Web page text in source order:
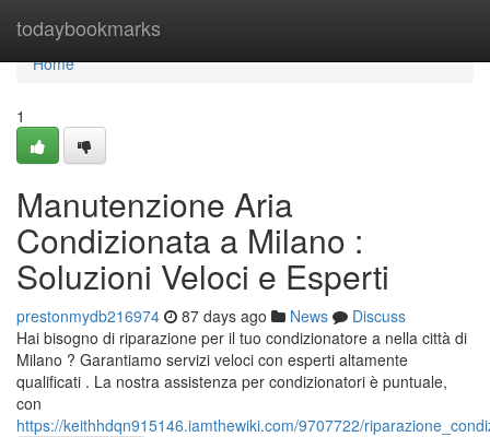
todaybookmarks
Home
Home
1
Manutenzione Aria
Condizionata a Milano :
Soluzioni Veloci e Esperti
prestonmydb216974 87 days ago News
Discuss
Hai bisogno di riparazione per il tuo condizionatore a nella città di
Milano ? Garantiamo servizi veloci con esperti altamente
qualificati . La nostra assistenza per condizionatori è puntuale,
con
https://keithhdqn915146.iamthewiki.com/9707722/